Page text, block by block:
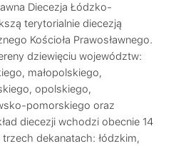
Diecezja Łódzko-
terytorialnie diecezją
Kościoła Prawosławnego.
dziewięciu województw:
małopolskiego,
opolskiego,
pomorskiego oraz
diecezji wchodzi obecnie 14
dekanatach: łódzkim,